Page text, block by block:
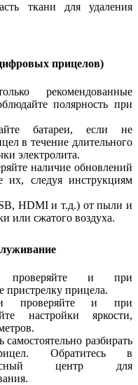
ткани для удаления
прицелов)
рекомендованные
полярность при
батареи, если не
в течение длительного
электролита.
наличие обновлений
их, следуя инструкциям
HDMI и т.д.) от пыли и
или сжатого воздуха.
проверяйте и при
пристрелку прицела.
проверяйте и при
настройки яркости,
самостоятельно разбирать
Обратитесь в
центр для